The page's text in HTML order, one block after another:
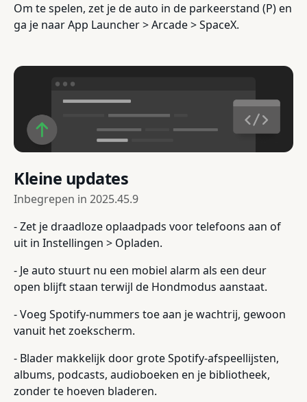
Om te spelen, zet je de auto in de parkeerstand (P) en
ga je naar App Launcher > Arcade > SpaceX.
Kleine updates
Inbegrepen in 2025.45.9
- Zet je draadloze oplaadpads voor telefoons aan of
uit in Instellingen > Opladen.
- Je auto stuurt nu een mobiel alarm als een deur
open blijft staan terwijl de Hondmodus aanstaat.
- Voeg Spotify-nummers toe aan je wachtrij, gewoon
vanuit het zoekscherm.
- Blader makkelijk door grote Spotify-afspeellijsten,
albums, podcasts, audioboeken en je bibliotheek,
zonder te hoeven bladeren.